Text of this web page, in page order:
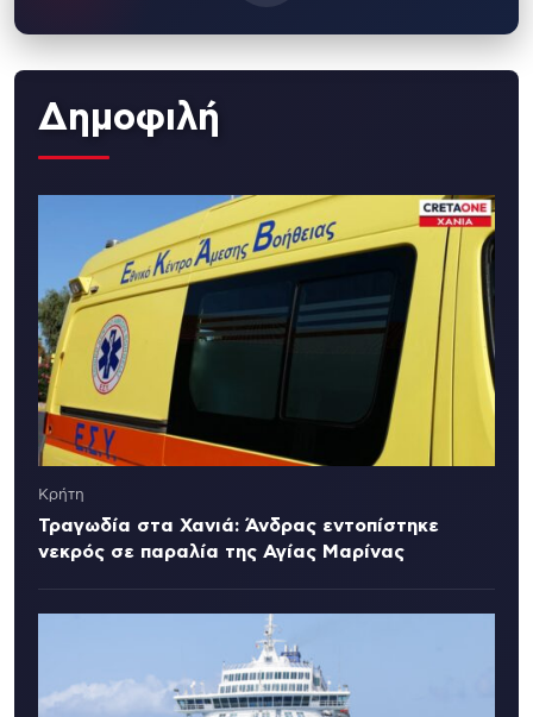
Δημοφιλή
Κρήτη
Τραγωδία στα Χανιά: Άνδρας εντοπίστηκε
νεκρός σε παραλία της Αγίας Μαρίνας